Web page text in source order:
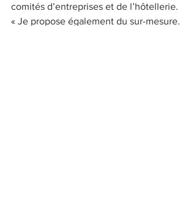
comités d’entreprises et de l’hôtellerie.
« Je propose également du sur-mesure.